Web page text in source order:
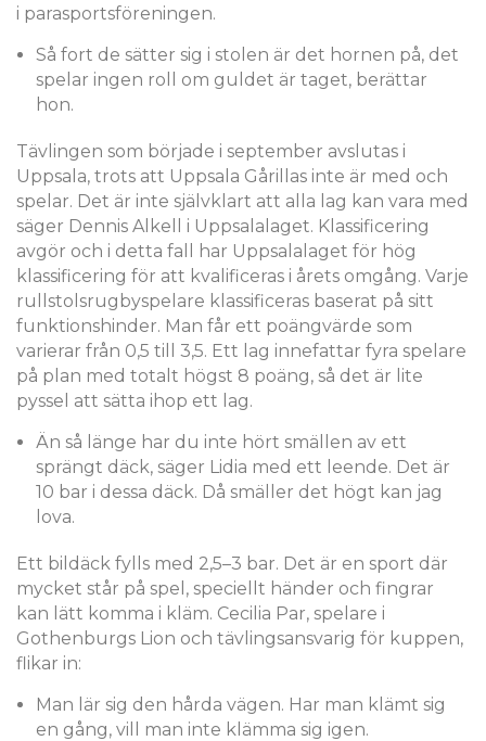
i parasportsföreningen.
Så fort de sätter sig i stolen är det hornen på, det
spelar ingen roll om guldet är taget, berättar
hon.
Tävlingen som började i september avslutas i
Uppsala, trots att Uppsala Gårillas inte är med och
spelar. Det är inte självklart att alla lag kan vara med
säger Dennis Alkell i Uppsalalaget. Klassificering
avgör och i detta fall har Uppsalalaget för hög
klassificering för att kvalificeras i årets omgång. Varje
rullstolsrugbyspelare klassificeras baserat på sitt
funktionshinder. Man får ett poängvärde som
varierar från 0,5 till 3,5. Ett lag innefattar fyra spelare
på plan med totalt högst 8 poäng, så det är lite
pyssel att sätta ihop ett lag.
Än så länge har du inte hört smällen av ett
sprängt däck, säger Lidia med ett leende. Det är
10 bar i dessa däck. Då smäller det högt kan jag
lova.
Ett bildäck fylls med 2,5–3 bar. Det är en sport där
mycket står på spel, speciellt händer och fingrar
kan lätt komma i kläm. Cecilia Par, spelare i
Gothenburgs Lion och tävlingsansvarig för kuppen,
flikar in:
Man lär sig den hårda vägen. Har man klämt sig
en gång, vill man inte klämma sig igen.